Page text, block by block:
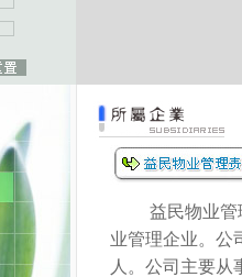
益民物业管理
业管理企业。公
人。公司主要